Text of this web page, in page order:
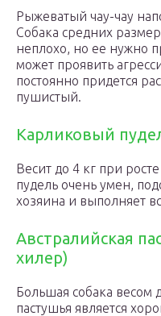
Рыжеватый чау-чау
Собака средних
неплохо, но ее нужно
может проявить
постоянно придется
пушистый.
Карликовый
Весит до 4 кг при
пудель очень умен,
хозяина и выполняет
Австралийская
хилер)
Большая собака весом
пастушья является